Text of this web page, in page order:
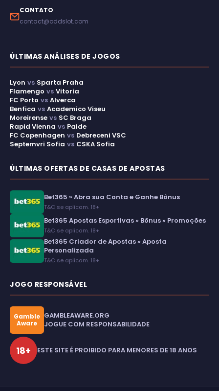
CONTATO
contact@oddslot.com
ÚLTIMAS ANÁLISES DE JOGOS
Lyon vs Sparta Praha
Flamengo vs Vitoria
FC Porto vs Alverca
Benfica vs Academico Viseu
Moreirense vs SC Braga
Rapid Vienna vs Paide
FC Copenhagen vs Debreceni VSC
Septemvri Sofia vs CSKA Sofia
ÚLTIMAS OFERTAS DE CASAS DE APOSTAS
Bet365 » Abra sua Conta e Ganhe Bônus
T&C se aplicam. 18+
Bet365 Apostas Esportivas » Bônus » Promoções
T&C se aplicam. 18+
Bet365 Criador de Apostas » Aposta
Personalizada
T&C se aplicam. 18+
JOGO RESPONSÁVEL
Gamble
Aware
GAMBLEAWARE.ORG
JOGUE COM RESPONSABILIDADE
18+ ESTE SITE É PROIBIDO PARA MENORES DE 18 ANOS